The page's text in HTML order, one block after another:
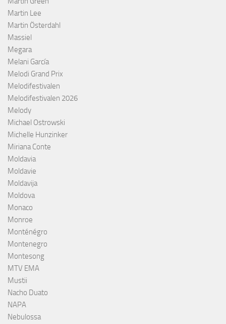
Martin Lee
Martin Österdahl
Massiel
Megara
Melani García
Melodi Grand Prix
Melodifestivalen
Melodifestivalen 2026
Melody
Michael Ostrowski
Michelle Hunzinker
Miriana Conte
Moldavia
Moldavie
Moldavija
Moldova
Monaco
Monroe
Monténégro
Montenegro
Montesong
MTV EMA
Mustii
Nacho Duato
NAPA
Nebulossa